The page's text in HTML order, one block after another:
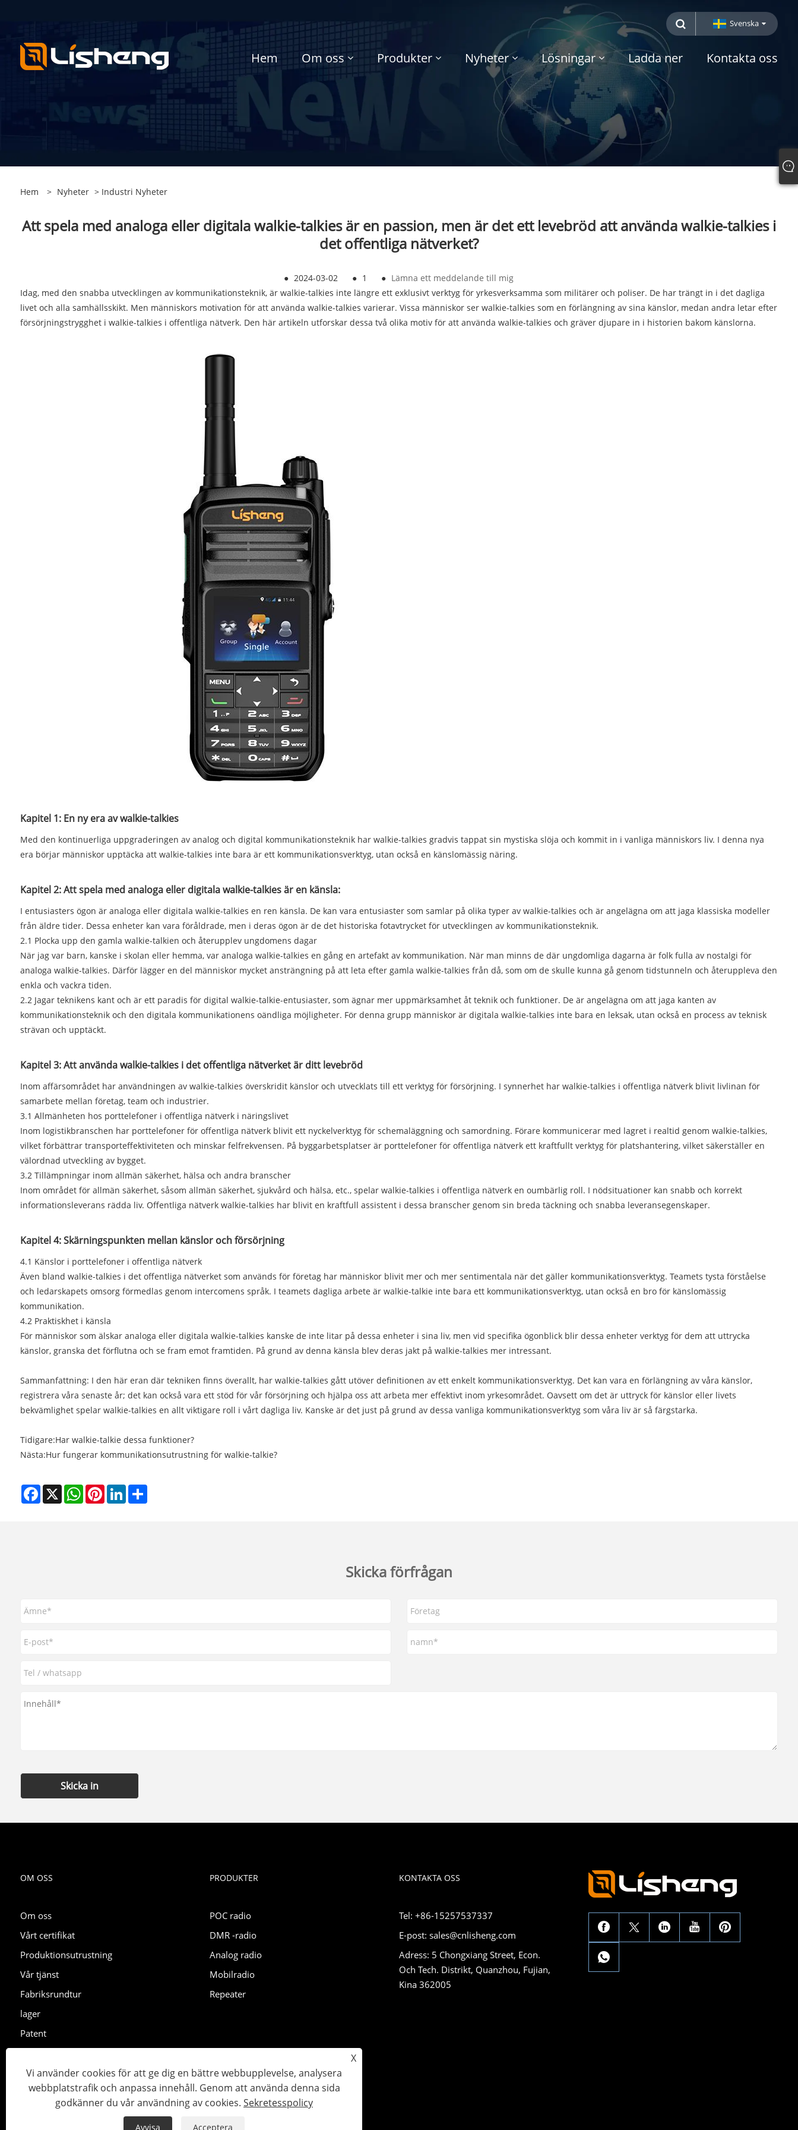
Svenska
Hem Om oss Produkter Nyheter Lösningar Ladda ner Kontakta oss
Hem > Nyheter > Industri Nyheter
Att spela med analoga eller digitala walkie-talkies är en passion, men är det ett levebröd att använda walkie-talkies i
det offentliga nätverket?
● 2024-03-02 ● 1 ● Lämna ett meddelande till mig
Idag, med den snabba utvecklingen av kommunikationsteknik, är walkie-talkies inte längre ett exklusivt verktyg för yrkesverksamma som militärer och poliser. De har trängt in i det dagliga
livet och alla samhällsskikt. Men människors motivation för att använda walkie-talkies varierar. Vissa människor ser walkie-talkies som en förlängning av sina känslor, medan andra letar efter
försörjningstrygghet i walkie-talkies i offentliga nätverk. Den här artikeln utforskar dessa två olika motiv för att använda walkie-talkies och gräver djupare in i historien bakom känslorna.
Kapitel 1: En ny era av walkie-talkies
Med den kontinuerliga uppgraderingen av analog och digital kommunikationsteknik har walkie-talkies gradvis tappat sin mystiska slöja och kommit in i vanliga människors liv. I denna nya
era börjar människor upptäcka att walkie-talkies inte bara är ett kommunikationsverktyg, utan också en känslomässig näring.
Kapitel 2: Att spela med analoga eller digitala walkie-talkies är en känsla:
I entusiasters ögon är analoga eller digitala walkie-talkies en ren känsla. De kan vara entusiaster som samlar på olika typer av walkie-talkies och är angelägna om att jaga klassiska modeller
från äldre tider. Dessa enheter kan vara föråldrade, men i deras ögon är de det historiska fotavtrycket för utvecklingen av kommunikationsteknik.
2.1 Plocka upp den gamla walkie-talkien och återupplev ungdomens dagar
När jag var barn, kanske i skolan eller hemma, var analoga walkie-talkies en gång en artefakt av kommunikation. När man minns de där ungdomliga dagarna är folk fulla av nostalgi för
analoga walkie-talkies. Därför lägger en del människor mycket ansträngning på att leta efter gamla walkie-talkies från då, som om de skulle kunna gå genom tidstunneln och återuppleva den
enkla och vackra tiden.
2.2 Jagar teknikens kant och är ett paradis för digital walkie-talkie-entusiaster, som ägnar mer uppmärksamhet åt teknik och funktioner. De är angelägna om att jaga kanten av
kommunikationsteknik och den digitala kommunikationens oändliga möjligheter. För denna grupp människor är digitala walkie-talkies inte bara en leksak, utan också en process av teknisk
strävan och upptäckt.
Kapitel 3: Att använda walkie-talkies i det offentliga nätverket är ditt levebröd
Inom affärsområdet har användningen av walkie-talkies överskridit känslor och utvecklats till ett verktyg för försörjning. I synnerhet har walkie-talkies i offentliga nätverk blivit livlinan för
samarbete mellan företag, team och industrier.
3.1 Allmänheten hos porttelefoner i offentliga nätverk i näringslivet
Inom logistikbranschen har porttelefoner för offentliga nätverk blivit ett nyckelverktyg för schemaläggning och samordning. Förare kommunicerar med lagret i realtid genom walkie-talkies,
vilket förbättrar transporteffektiviteten och minskar felfrekvensen. På byggarbetsplatser är porttelefoner för offentliga nätverk ett kraftfullt verktyg för platshantering, vilket säkerställer en
välordnad utveckling av bygget.
3.2 Tillämpningar inom allmän säkerhet, hälsa och andra branscher
Inom området för allmän säkerhet, såsom allmän säkerhet, sjukvård och hälsa, etc., spelar walkie-talkies i offentliga nätverk en oumbärlig roll. I nödsituationer kan snabb och korrekt
informationsleverans rädda liv. Offentliga nätverk walkie-talkies har blivit en kraftfull assistent i dessa branscher genom sin breda täckning och snabba leveransegenskaper.
Kapitel 4: Skärningspunkten mellan känslor och försörjning
4.1 Känslor i porttelefoner i offentliga nätverk
Även bland walkie-talkies i det offentliga nätverket som används för företag har människor blivit mer och mer sentimentala när det gäller kommunikationsverktyg. Teamets tysta förståelse
och ledarskapets omsorg förmedlas genom intercomens språk. I teamets dagliga arbete är walkie-talkie inte bara ett kommunikationsverktyg, utan också en bro för känslomässig
kommunikation.
4.2 Praktiskhet i känsla
För människor som älskar analoga eller digitala walkie-talkies kanske de inte litar på dessa enheter i sina liv, men vid specifika ögonblick blir dessa enheter verktyg för dem att uttrycka
känslor, granska det förflutna och se fram emot framtiden. På grund av denna känsla blev deras jakt på walkie-talkies mer intressant.
Sammanfattning: I den här eran där tekniken finns överallt, har walkie-talkies gått utöver definitionen av ett enkelt kommunikationsverktyg. Det kan vara en förlängning av våra känslor,
registrera våra senaste år; det kan också vara ett stöd för vår försörjning och hjälpa oss att arbeta mer effektivt inom yrkesområdet. Oavsett om det är uttryck för känslor eller livets
bekvämlighet spelar walkie-talkies en allt viktigare roll i vårt dagliga liv. Kanske är det just på grund av dessa vanliga kommunikationsverktyg som våra liv är så färgstarka.
Tidigare:Har walkie-talkie dessa funktioner?
Nästa:Hur fungerar kommunikationsutrustning för walkie-talkie?
Facebook
X WhatsAppPinterestLinkedInShare
Skicka förfrågan
Skicka in
OM OSS
Om oss
Vårt certifikat
Produktionsutrustning
Vår tjänst
Fabriksrundtur
lager
Patent
PRODUKTER
POC radio
DMR -radio
Analog radio
Mobilradio
Repeater
KONTAKTA OSS
Tel: +86-15257537337
E-post: sales@cnlisheng.com
Adress: 5 Chongxiang Street, Econ.
Och Tech. Distrikt, Quanzhou, Fujian,
Kina 362005
Copyright © 2023 Lisheng Communications Co., Ltd. Med ensamrätt.
XML Sekretesspolicy
X
Vi använder cookies för att ge dig en bättre webbupplevelse, analysera
webbplatstrafik och anpassa innehåll. Genom att använda denna sida
godkänner du vår användning av cookies. Sekretesspolicy
Avvisa Acceptera